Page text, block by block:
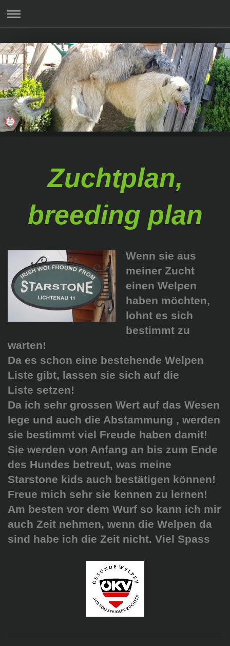
Zuchtplan,
breeding plan
Wenn sie aus
meiner Zucht
einen Welpen
haben möchten,
lohnt es sich
bestimmt zu
warten!
Da es schon eine bestehende Welpen
Liste gibt, lassen sie sich auf die
Liste setzen!
Da ich sehr grossen Wert auf das Wesen
lege und auch die Abstammung , werden
sie bestimmt viel Freude haben damit!
Sie werden von Anfang an bis zum Ende
des Hundes betreut, was meine
Starstone kids auch bestätigen können!
Freue mich sehr sie kennen zu lernen!
Am besten vor dem Wurf so kann ich mir
auch Zeit nehmen, wenn die Welpen da
sind habe ich die Zeit nicht. Viel Spass